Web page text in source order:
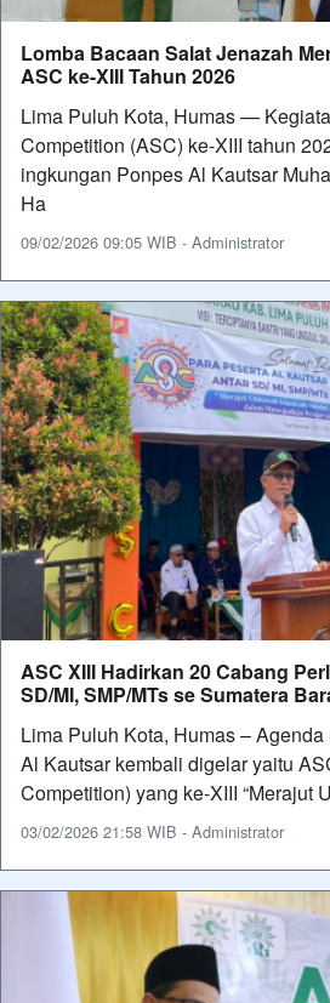
Lomba Bacaan Salat Jenazah
ASC ke-XIII Tahun 2026
Lima Puluh Kota, Humas —
Competition (ASC) ke-XIII tahun
ingkungan Ponpes Al Kautsar
Ha
09/02/2026 09:05 WIB - Administrator
ASC XIII Hadirkan 20 Cabang
SD/MI, SMP/MTs se Sumatera
Lima Puluh Kota, Humas –
Al Kautsar kembali digelar yaitu
Competition) yang ke-XIII “Merajut
03/02/2026 21:58 WIB - Administrator